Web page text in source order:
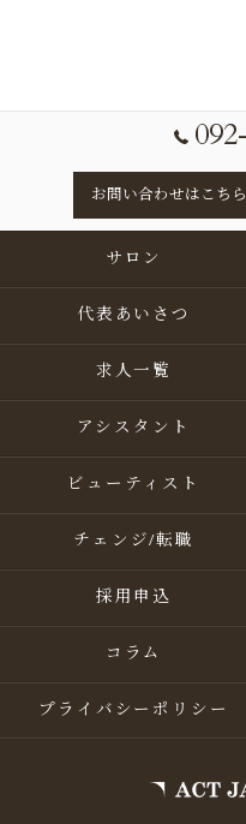
お問い合わせはこちら
サロン
代表あいさつ
求人一覧
アシスタント
ビューティスト
チェンジ/転職
採用申込
コラム
プライバシーポリシー